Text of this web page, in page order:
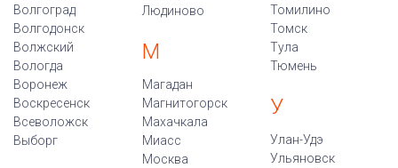
Волгоград
Волгодонск
Волжский
Вологда
Воронеж
Воскресенск
Всеволожск
Выборг
Людиново
М
Магадан
Магнитогорск
Махачкала
Миасс
Москва
Томилино
Томск
Тула
Тюмень
У
Улан-Удэ
Ульяновск